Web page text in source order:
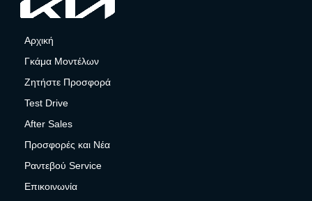
Αρχική
Γκάμα Μοντέλων
Ζητήστε Προσφορά
Test Drive
After Sales
Προσφορές και Νέα
Ραντεβού Service
Επικοινωνία